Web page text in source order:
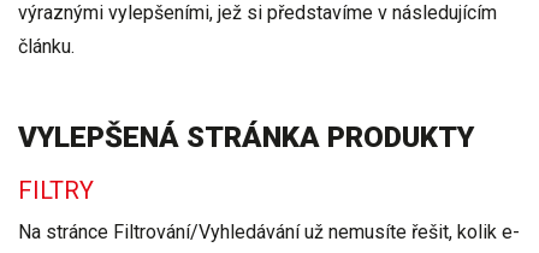
výraznými vylepšeními, jež si představíme v následujícím
článku.
VYLEPŠENÁ STRÁNKA PRODUKTY
FILTRY
Na stránce Filtrování/Vyhledáváníuž nemusíte řešit, kolik e-